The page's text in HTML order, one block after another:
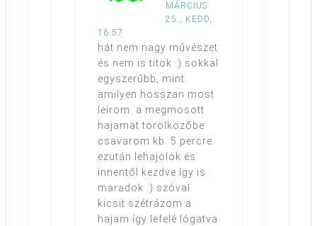
MÁRCIUS
25., KEDD,
16:57
hát nem nagy művészet
és nem is titok :) sokkal
egyszerűbb, mint
amilyen hosszan most
leírom. a megmosott
hajamat törölközőbe
csavarom kb. 5 percre.
ezután lehajolok és
innentől kezdve így is
maradok :) szóval
kicsit szétrázom a
hajam így lefelé lógatva